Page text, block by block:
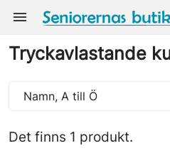
menu
Tryckavlastande
Det finns 1 produkt.
Namn, A till Ö